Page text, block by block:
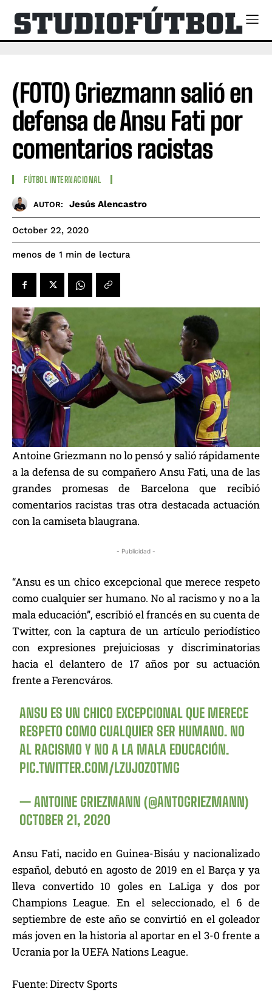
(FOTO) Griezmann salió en
defensa de Ansu Fati por
comentarios racistas
FÚTBOL INTERNACIONAL
AUTOR: Jesús Alencastro
October 22, 2020
menos de 1 min de lectura
Antoine Griezmann no lo pensó y salió rápidamente
a la defensa de su compañero Ansu Fati, una de las
grandes promesas de Barcelona que recibió
comentarios racistas tras otra destacada actuación
con la camiseta blaugrana.
- Publicidad -
“Ansu es un chico excepcional que merece respeto
como cualquier ser humano. No al racismo y no a la
mala educación”, escribió el francés en su cuenta de
Twitter, con la captura de un artículo periodístico
con expresiones prejuiciosas y discriminatorias
hacia el delantero de 17 años por su actuación
frente a Ferencváros.
ANSU ES UN CHICO EXCEPCIONAL QUE MERECE
RESPETO COMO CUALQUIER SER HUMANO. NO
AL RACISMO Y NO A LA MALA EDUCACIÓN.
PIC.TWITTER.COM/LZUJOZOTMG
— ANTOINE GRIEZMANN (@ANTOGRIEZMANN)
OCTOBER 21, 2020
Ansu Fati, nacido en Guinea-Bisáu y nacionalizado
español, debutó en agosto de 2019 en el Barça y ya
lleva convertido 10 goles en LaLiga y dos por
Champions League. En el seleccionado, el 6 de
septiembre de este año se convirtió en el goleador
más joven en la historia al aportar en el 3-0 frente a
Ucrania por la UEFA Nations League.
Fuente: Directv Sports